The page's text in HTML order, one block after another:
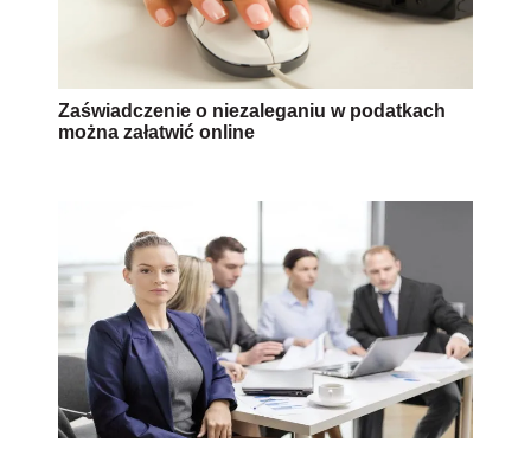
Zaświadczenie o niezaleganiu w podatkach
można załatwić online